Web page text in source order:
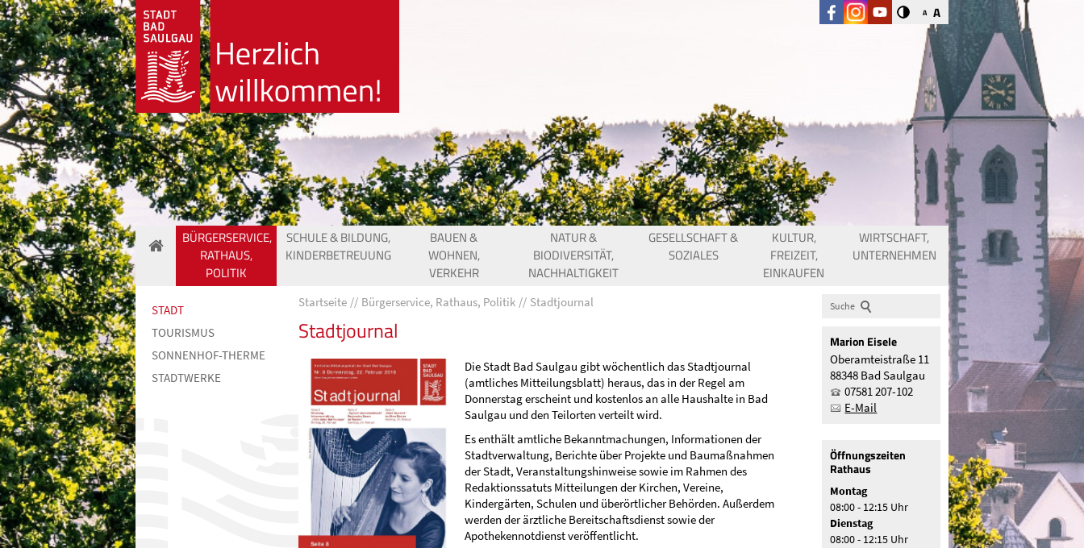
A A
BÜRGERSERVICE,
RATHAUS,
POLITIK
SCHULE & BILDUNG,
KINDERBETREUUNG
BAUEN &
WOHNEN,
VERKEHR
NATUR &
BIODIVERSITÄT,
NACHHALTIGKEIT
GESELLSCHAFT &
SOZIALES
KULTUR,
FREIZEIT,
EINKAUFEN
WIRTSCHAFT,
UNTERNEHMEN
STADT
TOURISMUS
SONNENHOF-THERME
STADTWERKE
Startseite Bürgerservice, Rathaus, Politik Stadtjournal
Stadtjournal
Die Stadt Bad Saulgau gibt wöchentlich das Stadtjournal
(amtliches Mitteilungsblatt) heraus, das in der Regel am
Donnerstag erscheint und kostenlos an alle Haushalte in Bad
Saulgau und den Teilorten verteilt wird.
Es enthält amtliche Bekanntmachungen, Informationen der
Stadtverwaltung, Berichte über Projekte und Baumaßnahmen
der Stadt, Veranstaltungshinweise sowie im Rahmen des
Redaktionssatuts Mitteilungen der Kirchen, Vereine,
Kindergärten, Schulen und überörtlicher Behörden. Außerdem
werden der ärztliche Bereitschaftsdienst sowie der
Apothekennotdienst veröffentlicht.
Suche
Marion Eisele
Oberamteistraße 11
88348 Bad Saulgau
07581 207-102
E-Mail
Öffnungszeiten
Rathaus
Montag
08:00 - 12:15 Uhr
Dienstag
08:00 - 12:15 Uhr